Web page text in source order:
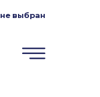
не выбран